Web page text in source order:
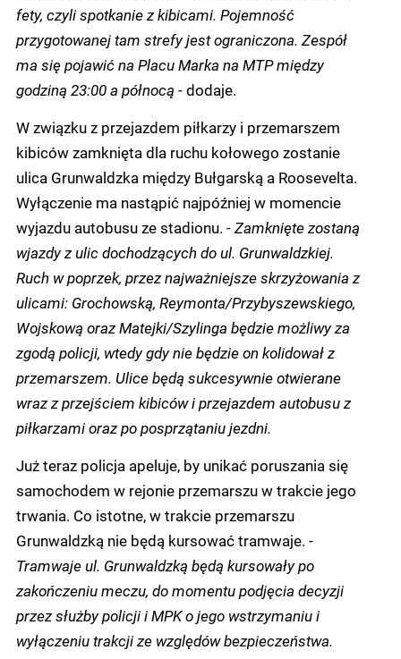
fety, czyli spotkanie z kibicami. Pojemność
przygotowanej tam strefy jest ograniczona. Zespół
ma się pojawić na Placu Marka na MTP między
godziną 23:00 a północą -dodaje.
W związku z przejazdem piłkarzy i przemarszem
kibiców zamknięta dla ruchu kołowego zostanie
ulica Grunwaldzka między Bułgarską a Roosevelta.
Wyłączenie ma nastąpić najpóźniej w momencie
wyjazdu autobusu ze stadionu. - Zamknięte zostaną
wjazdy z ulic dochodzących do ul. Grunwaldzkiej.
Ruch w poprzek, przez najważniejsze skrzyżowania z
ulicami: Grochowską, Reymonta/Przybyszewskiego,
Wojskową oraz Matejki/Szylinga będzie możliwy za
zgodą policji, wtedy gdy nie będzie on kolidował z
przemarszem. Ulice będą sukcesywnie otwierane
wraz z przejściem kibiców i przejazdem autobusu z
piłkarzami oraz po posprzątaniu jezdni.
Już teraz policja apeluje, by unikać poruszania się
samochodem w rejonie przemarszu w trakcie jego
trwania. Co istotne, w trakcie przemarszu
Grunwaldzką nie będą kursować tramwaje. -
Tramwaje ul. Grunwaldzką będą kursowały po
zakończeniu meczu, do momentu podjęcia decyzji
przez służby policji i MPK o jego wstrzymaniu i
wyłączeniu trakcji ze względów bezpieczeństwa.